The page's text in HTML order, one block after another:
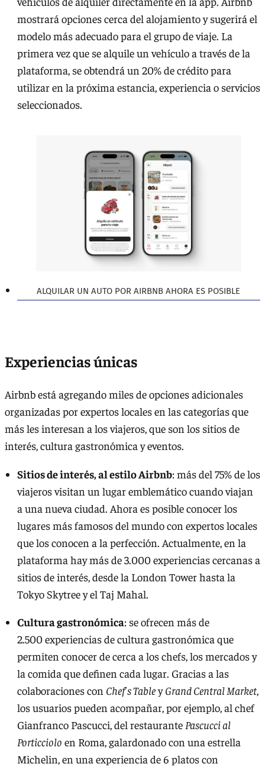
mostrará opciones cerca del alojamiento y sugerirá el
modelo más adecuado para el grupo de viaje. La
primera vez que se alquile un vehículo a través de la
plataforma, se obtendrá un 20% de crédito para
utilizar en la próxima estancia, experiencia o servicios
seleccionados.
ALQUILAR UN AUTO POR AIRBNB AHORA ES POSIBLE
Experienciasúnicas
Airbnb está agregando miles de opciones adicionales
organizadas por expertos locales en las categorías que
más les interesan a los viajeros, que son los sitios de
interés, cultura gastronómica y eventos.
Sitios de interés, al estilo Airbnb: más del 75% de los
viajeros visitan un lugar emblemático cuando viajan
a una nueva ciudad. Ahora es posible conocer los
lugares más famosos del mundo con expertos locales
que los conocen a la perfección. Actualmente, en la
plataforma hay más de 3.000 experiencias cercanas a
sitios de interés, desde la London Tower hasta la
Tokyo Skytree y el Taj Mahal.
Cultura gastronómica: se ofrecen más de
2.500 experiencias de cultura gastronómica que
permiten conocer de cerca a los chefs, los mercados y
la comida que definen cada lugar. Gracias a las
colaboraciones con Chef's TableyGrand Central Market,
los usuarios pueden acompañar, por ejemplo, al chef
Gianfranco Pascucci, del restaurante Pascucci al
Porticciolo en Roma, galardonado con una estrella
Michelin, en una experiencia de 6 platos con